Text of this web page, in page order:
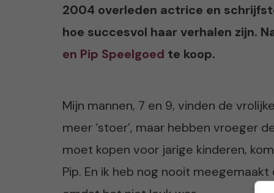
2004 overleden actrice en
hoe succesvol haar verhalen zijn.
en Pip Speelgoed te koop.
Mijn mannen, 7 en 9, vinden de
meer ‘stoer’, maar hebben vroeger
moet kopen voor jarige kinderen,
Pip. En ik heb nog nooit